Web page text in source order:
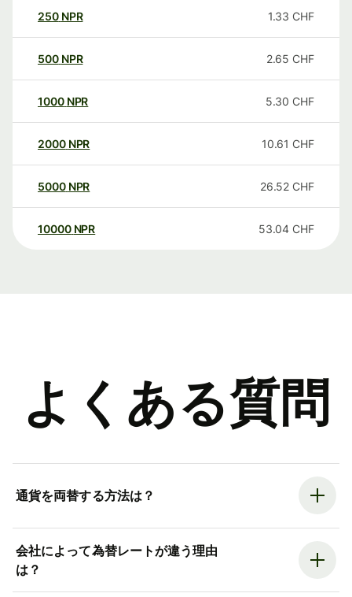
250 NPR 1.33 CHF
500 NPR 2.65 CHF
1000 NPR 5.30 CHF
2000 NPR 10.61 CHF
5000 NPR 26.52 CHF
10000 NPR 53.04 CHF
よくある質問
通貨を両替する方法は？
会社によって為替レートが違う理由
は？